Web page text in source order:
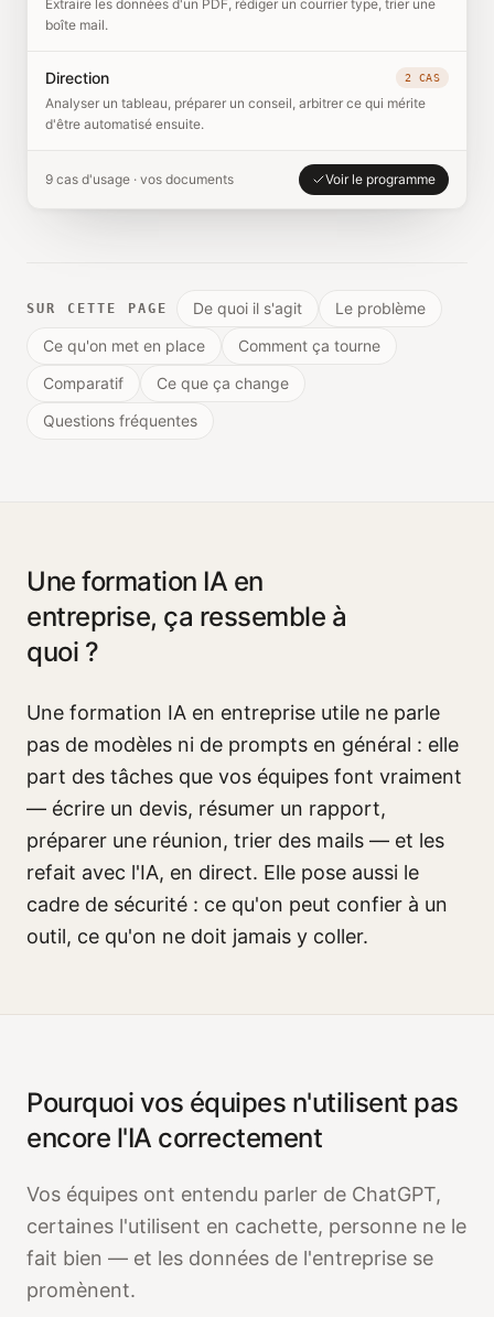
Extraire les données d'un PDF, rédiger un courrier type, trier une
boîte mail.
Direction 2 CAS
Analyser un tableau, préparer un conseil, arbitrer ce qui mérite
d'être automatisé ensuite.
9 cas d'usage · vos documents Voir le programme
SUR CETTE PAGE De quoi il s'agit
Le problème
Ce qu'on met en place
Comment ça tourne
Comparatif
Ce que ça change
Questions fréquentes
Une formation IA en
entreprise, ça ressemble à
quoi ?
Une formation IA en entreprise utile ne parle
pas de modèles ni de prompts en général : elle
part des tâches que vos équipes font vraiment
— écrire un devis, résumer un rapport,
préparer une réunion, trier des mails — et les
refait avec l'IA, en direct. Elle pose aussi le
cadre de sécurité : ce qu'on peut confier à un
outil, ce qu'on ne doit jamais y coller.
Pourquoi vos équipes n'utilisent pas
encore l'IA correctement
Vos équipes ont entendu parler de ChatGPT,
certaines l'utilisent en cachette, personne ne le
fait bien — et les données de l'entreprise se
promènent.